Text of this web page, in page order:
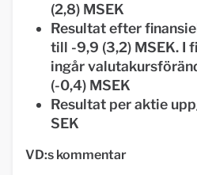
(2,8) MSEK
Resultat efter
till -9,9 (3,2) MSEK. I
ingår
(-0,4) MSEK
Resultat per aktie
SEK
VD:s kommentar